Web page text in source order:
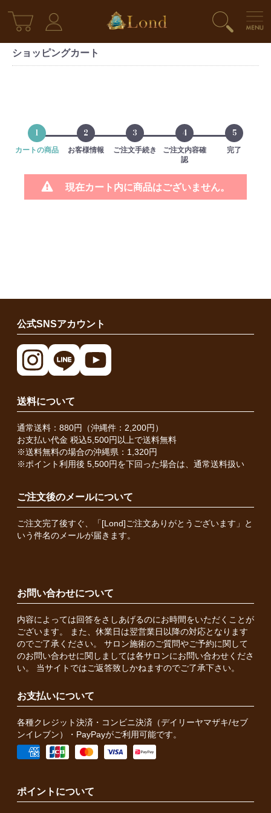
ショッピングカート
1
カートの商品
2
お客様情報
3
ご注文手続き
4
ご注文内容確
認
5
完了
現在カート内に商品はございません。
公式SNSアカウント
送料について
通常送料：880円（沖縄件：2,200円）
お支払い代金 税込5,500円以上で送料無料
※送料無料の場合の沖縄県：1,320円
※ポイント利用後 5,500円を下回った場合は、通常送料扱い
ご注文後のメールについて
ご注文完了後すぐ、「[Lond]ご注文ありがとうございます」と
いう件名のメールが届きます。
お問い合わせについて
内容によっては回答をさしあげるのにお時間をいただくことが
ございます。 また、休業日は翌営業日以降の対応となります
のでご了承ください。 サロン施術のご質問やご予約に関して
のお問い合わせに関しましては各サロンにお問い合わせくださ
い。 当サイトではご返答致しかねますのでご了承下さい。
お支払いについて
各種クレジット決済・コンビニ決済（デイリーヤマザキ/セブ
ンイレブン）・PayPayがご利用可能です。
ポイントについて